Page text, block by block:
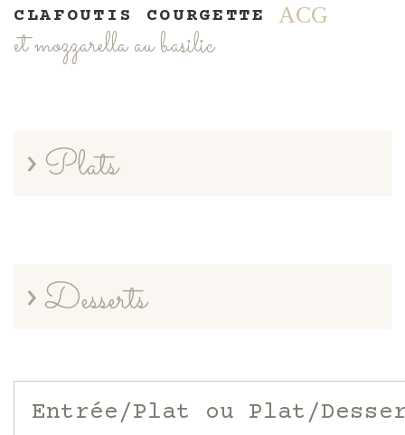
CLAFOUTIS COURGETTE ACG
et mozzarella au basilic
Plats
aux moules, ail et herbes fraîches
BURGER DE POULET RÔTI
Desserts
CHEESECAKE PISTACHE ACG
brunoise de fruits de saison
Entrée/Plat ou Plat/